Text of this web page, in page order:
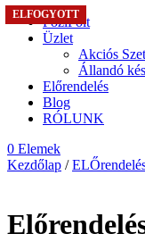
FoziFolt
Üzlet
Akciós
Állandó
Előrendelés
Blog
RÓLUNK
0 Elemek
Kezdőlap /
ELFOGYOTT
ELFOGYOTT
ELFOGYOTT
ELFOGYOTT